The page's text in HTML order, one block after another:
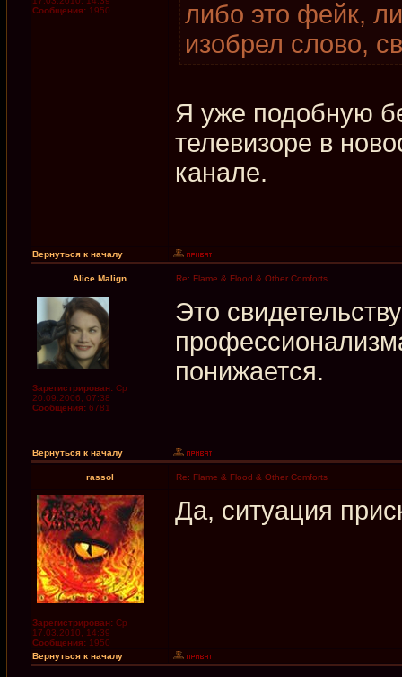
Сообщения: 1950
либо это фейк,
изобрел слово,
Я уже подобную
телевизоре в
канале.
Вернуться к началу
Alice Malign Re: Flame & Flood & Other Comforts
Зарегистрирован: Ср
20.09.2006, 07:38
Сообщения: 6781
Это
понижается.
Вернуться к началу
rassol Re: Flame & Flood & Other Comforts
Зарегистрирован: Ср
17.03.2010, 14:39
Сообщения: 1950
Да, ситуация
Вернуться к началу